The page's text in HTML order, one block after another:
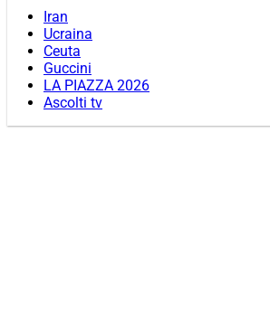
Iran
Ucraina
Ceuta
Guccini
LA PIAZZA 2026
Ascolti tv